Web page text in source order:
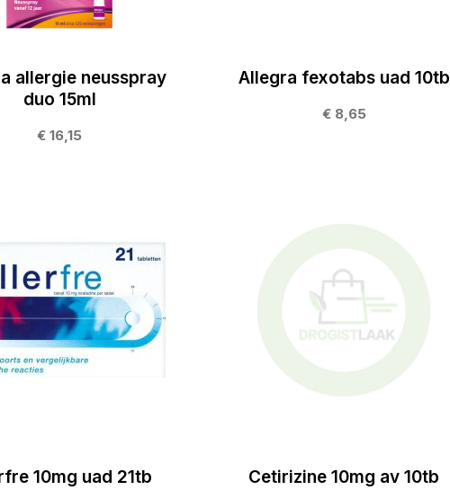
allergie neusspray
duo 15ml
€ 16,15
Allegra fexotabs uad 10tb
€ 8,65
10mg uad 21tb Cetirizine 10mg av 10tb